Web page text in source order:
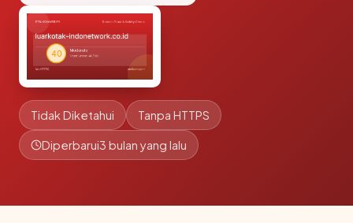
Tidak Diketahui Tanpa HTTPS
Diperbarui3 bulan yang lalu